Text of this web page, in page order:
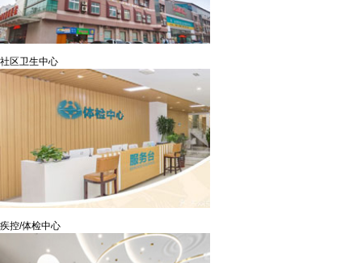
社区卫生中心
疾控/体检中心